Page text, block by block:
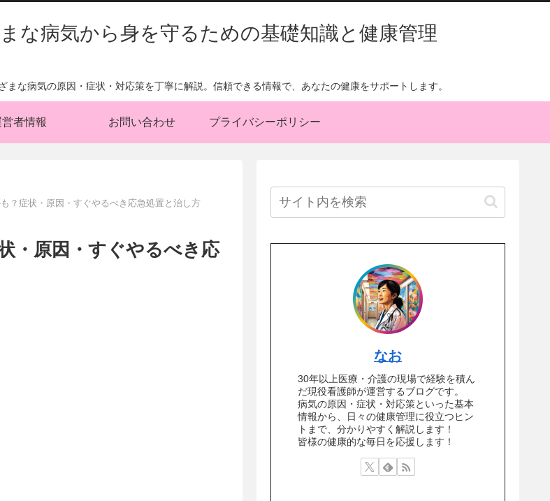
な病気から身を守るための基礎知識と健康管理
な病気の原因・症状・対応策を丁寧に解説。信頼できる情報で、あなたの健康をサポートします。
者情報 お問い合わせ プライバシーポリシー
？症状・原因・すぐやるべき応急処置と治し方
・原因・すぐやるべき応
なお
30年以上医療・介護の現場で経験を積ん
だ現役看護師が運営するブログです。
病気の原因・症状・対応策といった基本
情報から、日々の健康管理に役立つヒン
トまで、分かりやすく解説します！
皆様の健康的な毎日を応援します！